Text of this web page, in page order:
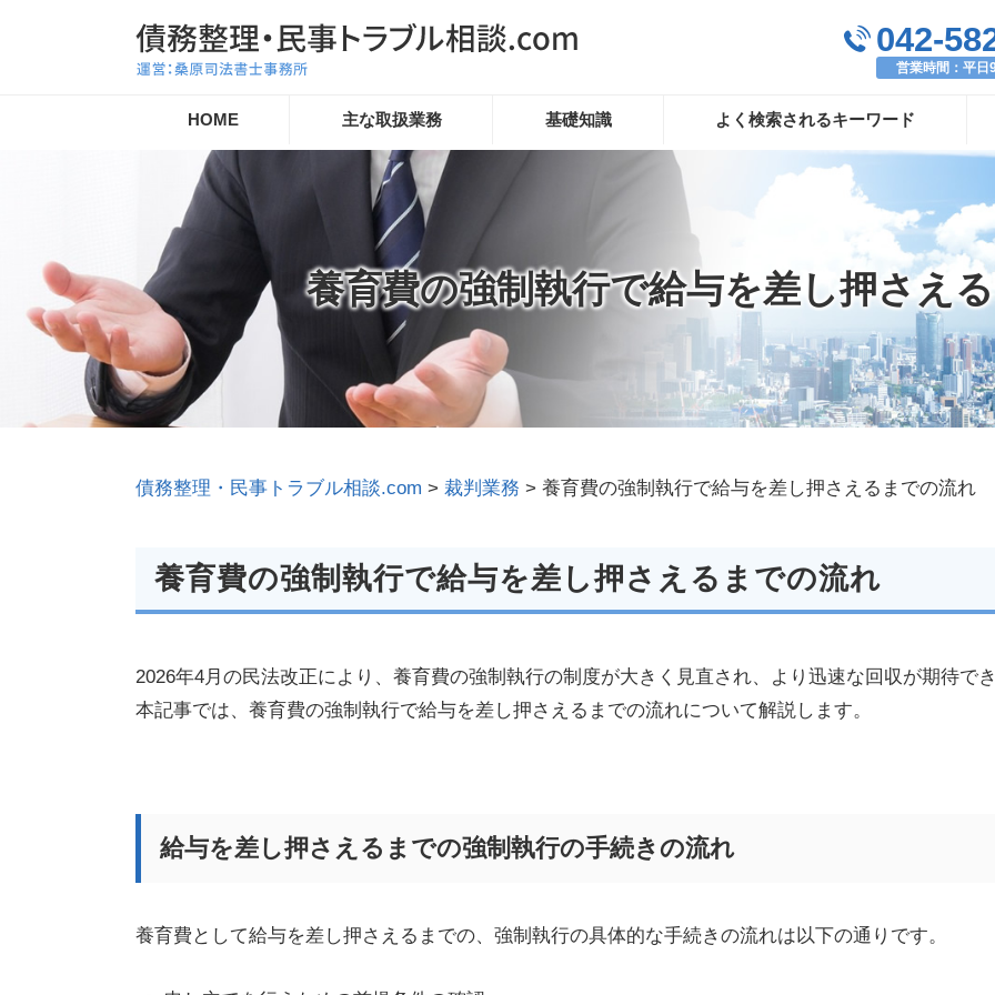
養育費の強制執行で給与を差し押さえ
042-
営業時間：平
HOME 主な取扱業務 基礎知識 よく検索されるキーワード
債務整理・民事トラブル相談.com > 裁判業務 > 養育費の強制執行で給与を差し押さえるまでの流れ
養育費の強制執行で給与を差し押さえるまでの流れ
2026年4月の民法改正により、養育費の強制執行の制度が大きく見直され、より迅速な回収が期待で
本記事では、養育費の強制執行で給与を差し押さえるまでの流れについて解説します。
給与を差し押さえるまでの強制執行の手続きの流れ
養育費として給与を差し押さえるまでの、強制執行の具体的な手続きの流れは以下の通りです。